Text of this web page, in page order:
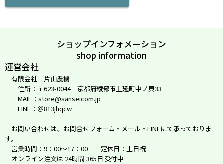
ショップインフォメーション
shop information
運営会社
有限会社 片山農機
住所：〒623-0044 京都府綾部市上延町中ノ貝33
MAIL：store@sanseicom.jp
LINE：＠813jhqcw
お問い合わせは、お問合せフォーム・メール・LINEにて承っておりま
す。
営業時間：9：00～17：00 定休日：土日祝
オンライン注文は 24時間 365日 受付中